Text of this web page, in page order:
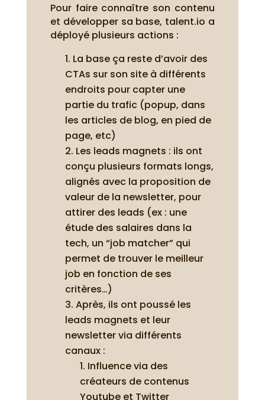
Pour faire connaître son contenu
et développer sa base, talent.io a
déployé plusieurs actions :
La base ça reste d’avoir des
CTAs sur son site à différents
endroits pour capter une
partie du trafic (popup, dans
les articles de blog, en pied de
page, etc)
Les leads magnets : ils ont
conçu plusieurs formats longs,
alignés avec la proposition de
valeur de la newsletter, pour
attirer des leads (ex : une
étude des salaires dans la
tech, un “job matcher” qui
permet de trouver le meilleur
job en fonction de ses
critères…)
Après, ils ont poussé les
leads magnets et leur
newsletter via différents
canaux :
Influence via des
créateurs de contenus
Youtube et Twitter